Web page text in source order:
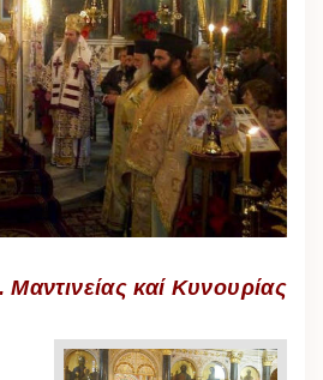
Μαντινείας καί Κυνουρίας